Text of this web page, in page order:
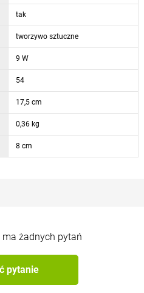
tak
tworzywo sztuczne
9 W
54
17,5 cm
0,36 kg
8 cm
żadnych pytań
pytanie